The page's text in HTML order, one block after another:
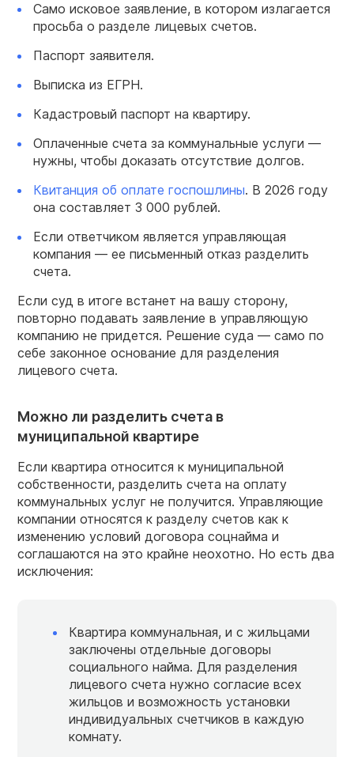
Само исковое заявление, в котором излагается
просьба о разделе лицевых счетов.
Паспорт заявителя.
Выписка из ЕГРН.
Кадастровый паспорт на квартиру.
Оплаченные счета за коммунальные услуги —
нужны, чтобы доказать отсутствие долгов.
Квитанция об оплате госпошлины. В 2026 году
она составляет 3 000 рублей.
Если ответчиком является управляющая
компания — ее письменный отказ разделить
счета.
Если суд в итоге встанет на вашу сторону,
повторно подавать заявление в управляющую
компанию не придется. Решение суда — само по
себе законное основание для разделения
лицевого счета.
Можно ли разделить счета в
муниципальной квартире
Если квартира относится к муниципальной
собственности, разделить счета на оплату
коммунальных услуг не получится. Управляющие
компании относятся к разделу счетов как к
изменению условий договора соцнайма и
соглашаются на это крайне неохотно. Но есть два
исключения:
Квартира коммунальная, и с жильцами
заключены отдельные договоры
социального найма. Для разделения
лицевого счета нужно согласие всех
жильцов и возможность установки
индивидуальных счетчиков в каждую
комнату.